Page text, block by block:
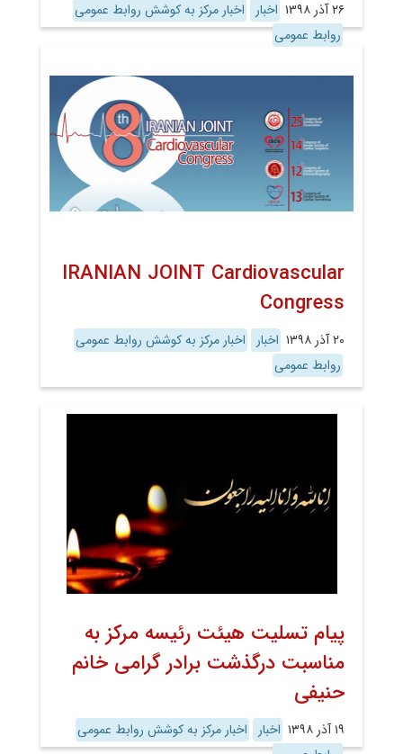
۲۶ آذر ۱۳۹۸ اخبار
اخبار مرکز به کوشش روابط عمومی
روابط عمومی
IRANIAN JOINT Cardiovascular
Congress
۲۰ آذر ۱۳۹۸ اخبار
اخبار مرکز به کوشش روابط عمومی
روابط عمومی
پیام تسلیت هیئت رئیسه مرکز به
مناسبت درگذشت برادر گرامی خانم
حنیفی
۱۹ آذر ۱۳۹۸ اخبار
اخبار مرکز به کوشش روابط عمومی